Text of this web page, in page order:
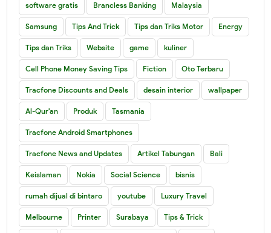
software gratis Brancless Banking Malaysia
Samsung Tips And Trick Tips dan Triks Motor Energy
Tips dan Triks Website game kuliner
Cell Phone Money Saving Tips Fiction Oto Terbaru
Tracfone Discounts and Deals desain interior wallpaper
Al-Qur'an Produk Tasmania
Tracfone Android Smartphones
Tracfone News and Updates Artikel Tabungan Bali
Keislaman Nokia Social Science bisnis
rumah dijual di bintaro youtube Luxury Travel
Melbourne Printer Surabaya Tips & Trick